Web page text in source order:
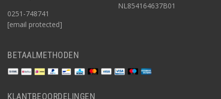
0251-748741
[email protected]
NL854164637B01
BETAALMETHODEN
KLANTBEOORDELINGEN